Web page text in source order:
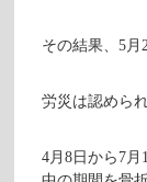
その結果、5月
労災は認めら
4月8日から7